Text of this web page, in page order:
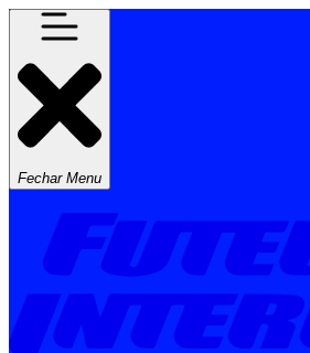
Fechar Menu